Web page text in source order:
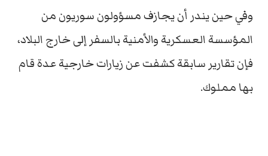
وفي حين يندر أن يجازف مسؤولون سوريون من
المؤسسة العسكرية والأمنية بالسفر إلى خارج البلاد،
فإن تقارير سابقة كشفت عن زيارات خارجية عدة قام
بها مملوك.